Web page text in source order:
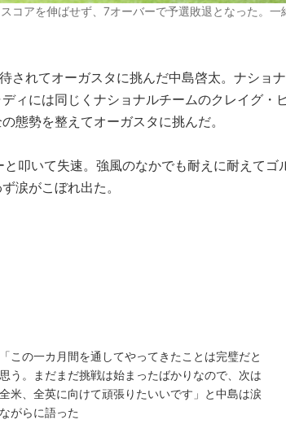
コアを伸ばせず、7オーバーで予選敗退となった。一
されてオーガスタに挑んだ中島啓太。ナショナ
ィには同じくナショナルチームのクレイグ・
態勢を整えてオーガスタに挑んだ。
叩いて失速。強風のなかでも耐えに耐えてゴ
涙がこぼれ出た。
「この一カ月間を通してやってきたことは完璧だと
思う。まだまだ挑戦は始まったばかりなので、次は
全米、全英に向けて頑張りたいいです」と中島は涙
ながらに語った